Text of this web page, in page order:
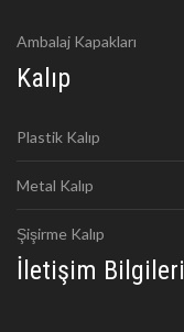
Ambalaj Kapakları
Kalıp
Plastik Kalıp
Metal Kalıp
Şişirme Kalıp
İletişim Bilgileri